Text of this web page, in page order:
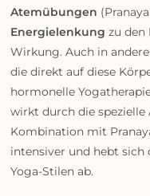
Atemübungen
Energielenkung zu den
Wirkung. Auch in
die direkt auf diese
hormonelle
wirkt durch die
Kombination mit
intensiver und hebt sich
Yoga-Stilen ab.